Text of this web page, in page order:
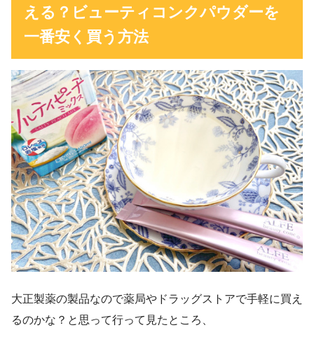
える？ビューティコンクパウダーを
一番安く買う方法
大正製薬の製品なので薬局やドラッグストアで手軽に買え
るのかな？と思って行って見たところ、